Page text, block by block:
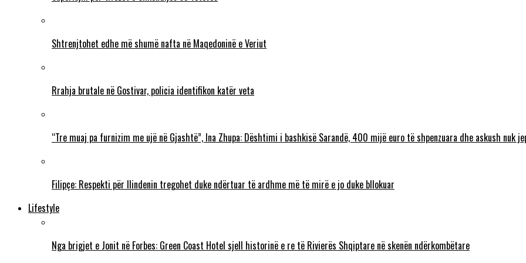
Shtrenjtohet edhe më shumë nafta në Maqedoninë e Veriut
Rrahja brutale në Gostivar, policia identifikon katër veta
“Tre muaj pa furnizim me ujë në Gjashtë”, Ina Zhupa: Dështimi i bashkisë Sarandë, 400 mijë euro të shpenzuara dhe askush nuk
Filipçe: Respekti për Ilindenin tregohet duke ndërtuar të ardhme më të mirë e jo duke bllokuar
Lifestyle
Nga brigjet e Jonit në Forbes: Green Coast Hotel sjell historinë e re të Rivierës Shqiptare në skenën ndërkombëtare